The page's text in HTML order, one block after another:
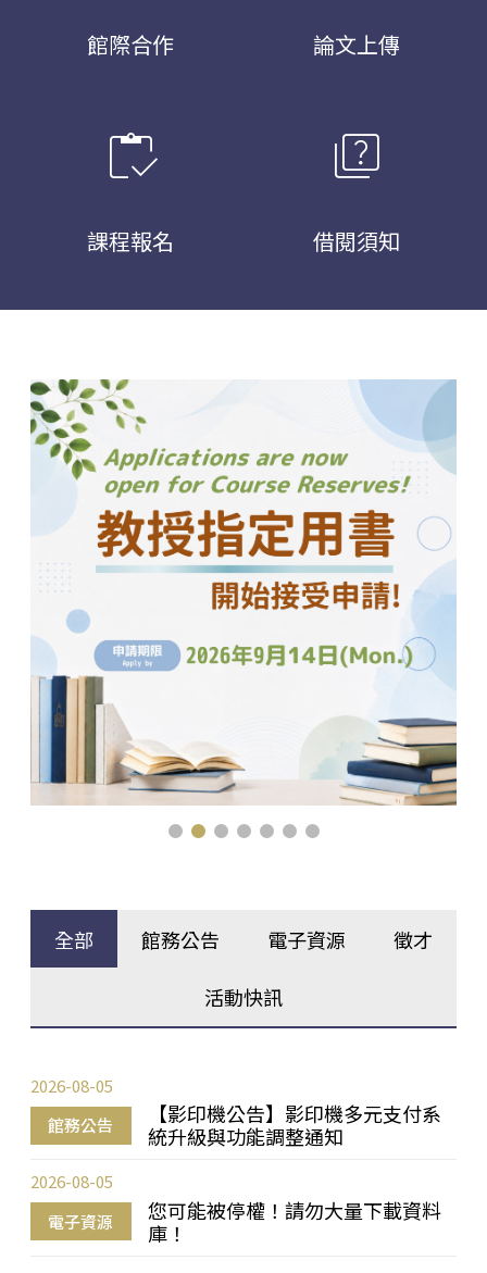
館際合作 論文上傳
inventory
課程報名
quiz
借閱須知
全部 館務公告 電子資源 徵才
活動快訊
館務公告
【影印機公告】影印機多元支付系
統升級與功能調整通知
2026-08-05
電子資源
您可能被停權！請勿大量下載資料
庫！
2026-08-05